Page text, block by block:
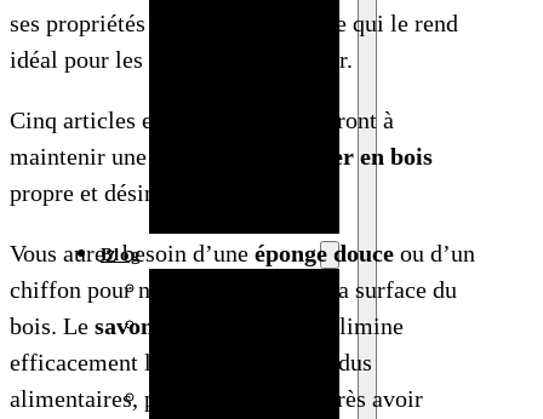
Blog
ses propriétés antibactériennes, ce qui le rend
idéal pour les planches à découper.
Cinq articles essentiels vous aideront à
maintenir une
planche à découper en bois
propre et désinfectée.
Vous aurez besoin d’une éponge douce ou d’un
chiffon pour nettoyer sans rayer la surface du
bois. Le savon à vaisselle doux
élimine
efficacement la graisse et les résidus
alimentaires, particulièrement après avoir